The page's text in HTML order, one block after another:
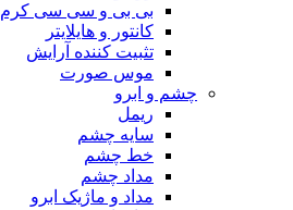
بی بی و سی سی کرم
کانتور و هایلایتر
تثبیت کننده آرایش
موس صورت
چشم و ابرو
ریمل
سایه چشم
خط چشم
مداد چشم
مداد و ماژیک ابرو